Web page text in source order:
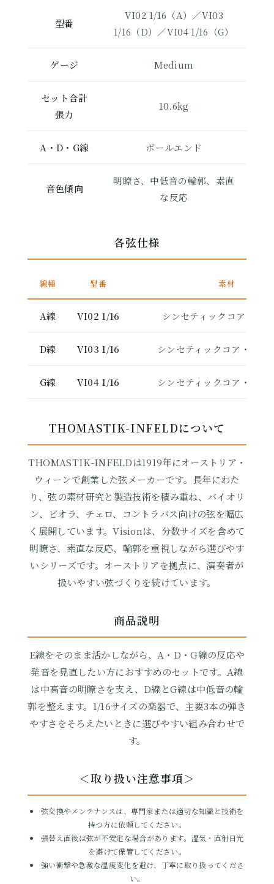
型番
VI02 1/16（A）／VI03
1/16（D）／VI04 1/16（G）
ゲージ Medium
セット合計
張力
10.6kg
A・D・G線 ボールエンド
音色傾向
明瞭さ、中低音の輪郭、素直
な反応
各弦仕様
線種 型番 素材
A線 VI02 1/16 シンセティックコア・ア
D線 VI03 1/16 シンセティックコア・シル
G線 VI04 1/16 シンセティックコア・シル
THOMASTIK-INFELDについて
THOMASTIK-INFELDは1919年にオーストリア・
ウィーンで創業した弦メーカーです。長年にわた
り、弦の素材研究と製造技術を積み重ね、バイオリ
ン、ビオラ、チェロ、コントラバス向けの弦を幅広
く展開しています。Visionは、分数サイズを含めて
明瞭さ、素直な反応、輪郭を重視しながら選びやす
いシリーズです。オーストリアを拠点に、演奏者が
扱いやすい弦づくりを続けています。
商品説明
E線をそのまま活かしながら、A・D・G線の反応や
発音を見直したい方におすすめのセットです。A線
は中高音の明瞭さを支え、D線とG線は中低音の輪
郭を整えます。1/16サイズの楽器で、主要3本の弾き
やすさをそろえたいときに選びやすい組み合わせで
す。
＜取り扱い注意事項＞
弦交換やメンテナンスは、専門家または適切な知識と技術を
持つ方に依頼してください。
張替え直後は弦が不安定な場合があります。湿気・直射日光
を避けて保管してください。
強い衝撃や急激な温度変化を避け、丁寧に取り扱ってくださ
い。